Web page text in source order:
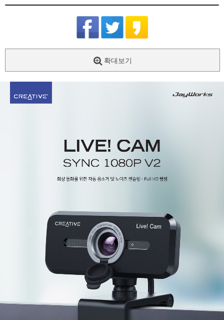
확대보기